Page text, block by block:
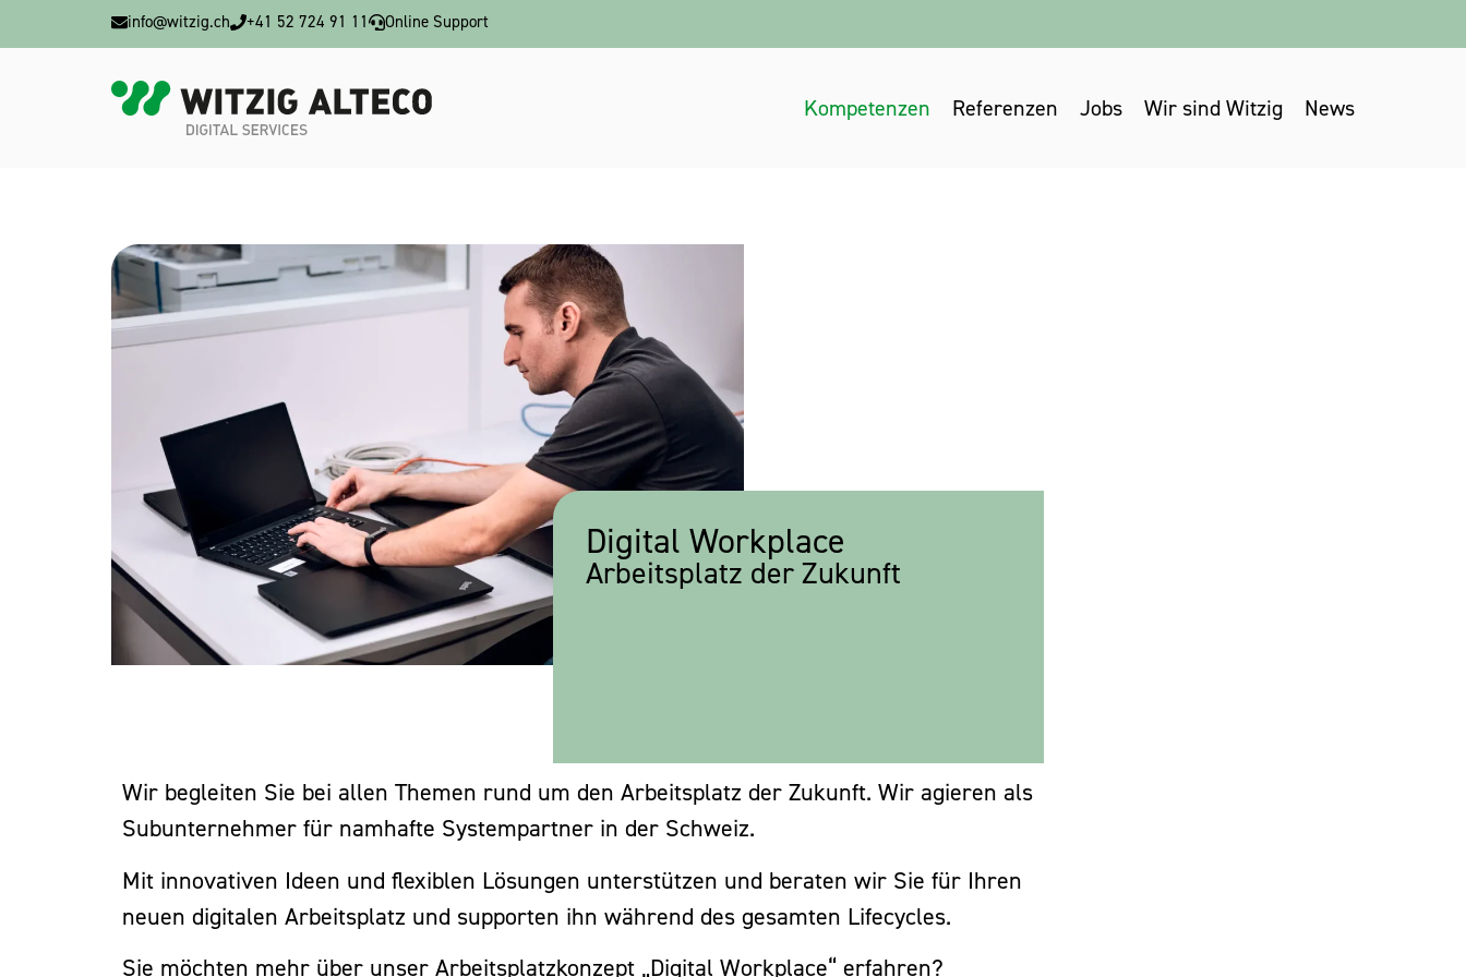
info@witzig.ch +41 52 724 91 11 Online Support
Kompetenzen Referenzen Jobs Wir sind Witzig News
Digital Workplace
Arbeitsplatz der Zukunft
Wir begleiten Sie bei allen Themen rund um den Arbeitsplatz der Zukunft. Wir agieren als
Subunternehmer für namhafte Systempartner in der Schweiz.
Mit innovativen Ideen und flexiblen Lösungen unterstützen und beraten wir Sie für Ihren
neuen digitalen Arbeitsplatz und supporten ihn während des gesamten Lifecycles.
Sie möchten mehr über unser Arbeitsplatzkonzept „Digital Workplace“ erfahren?